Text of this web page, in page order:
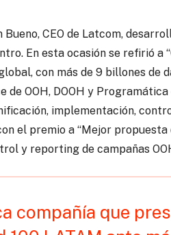
CEO de Latcom,
En esta ocasión se refirió a
con más de 9 billones de
de OOH, DOOH y
implementación,
el premio a “Mejor propuesta
y reporting de campañas
compañía que